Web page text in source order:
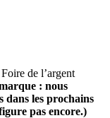
de l’argent
: nous
dans les prochains
pas encore.)